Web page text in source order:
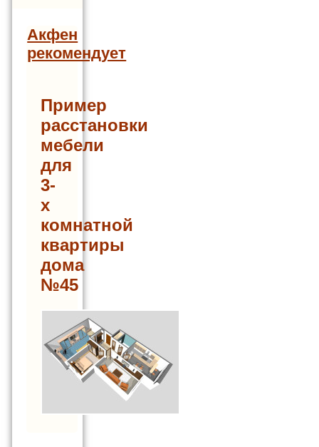
Акфен
рекомендует
Пример
расстановки
мебели
для
3-
х
комнатной
квартиры
дома
№45